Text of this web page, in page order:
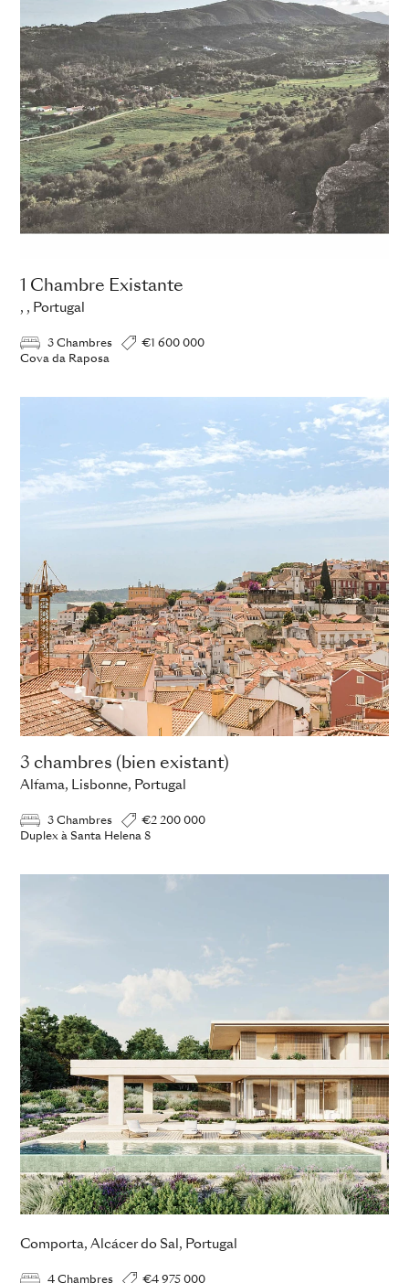
1 Chambre Existante
, , Portugal
3 Chambres
€1 600 000
Cova da Raposa
3 chambres (bien existant)
Alfama, Lisbonne, Portugal
3 Chambres
€2 200 000
Duplex à Santa Helena 8
Comporta, Alcácer do Sal, Portugal
4 Chambres €4 975 000